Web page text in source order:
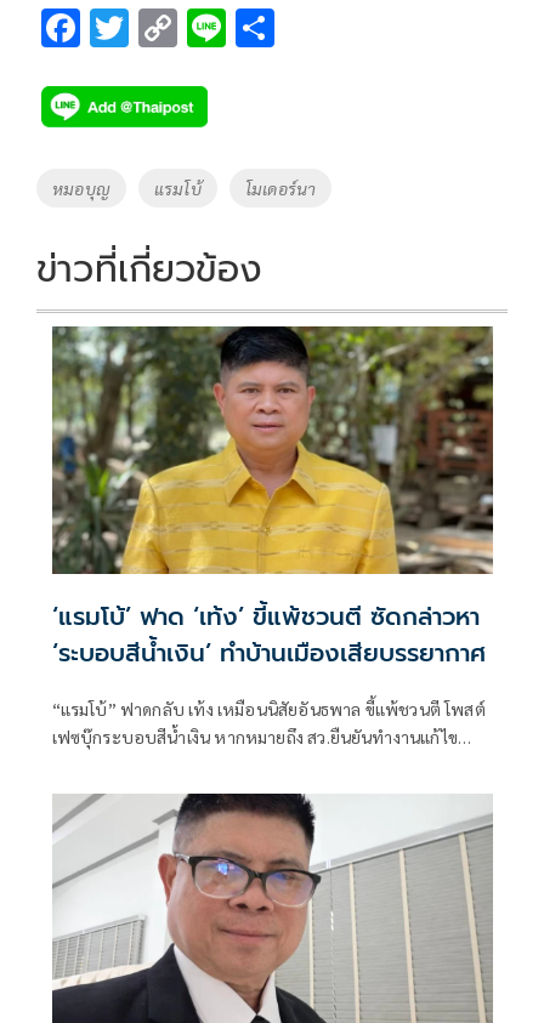
F
e
b
o
k
T
tt
er
C
p
y
Li
k
Li
Tags
หมอบุญ แรมโบ้ โมเดอร์นา
ข่าวที่เกี่ยวข้อง
‘แรมโบ้’ ฟาด ‘เท้ง’ ขี้แพ้ชวนตี ซัดกล่าวหา
‘ระบอบสีน้ำเงิน’ ทำบ้านเมืองเสียบรรยากาศ
“แรมโบ้” ฟาดกลับ เท้ง เหมือนนิสัยอันธพาล ขี้แพ้ชวนตี โพสต์
เฟซบุ๊กระบอบสีน้ำเงิน หากหมายถึง สว.ยืนยันทำงานแก้ไข
ฝ่ายค้านควรทำหน้าที่ตัวเองให้ดีก่อน ไม่ควรใส่ร้ายผู้อื่นทำให้
เสียบรรยากาศ